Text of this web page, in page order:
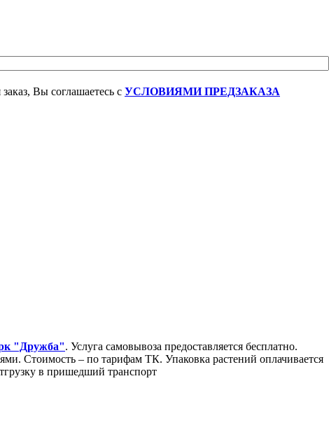
Вы соглашаетесь с УСЛОВИЯМИ ПРЕДЗАКАЗА
"Дружба". Услуга самовывоза предоставляется бесплатно.
Стоимость – по тарифам ТК. Упаковка растений оплачивается
в пришедший транспорт